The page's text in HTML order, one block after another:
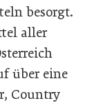
besorgt.
aller
über eine
Country